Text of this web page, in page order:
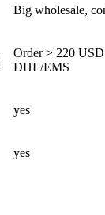
Big wholesale,
Order > 220
DHL/EMS
yes
yes